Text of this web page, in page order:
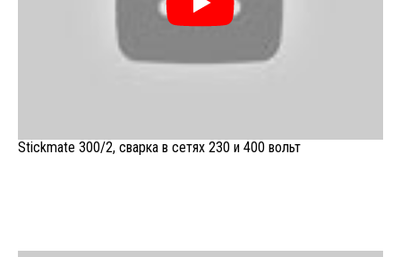
Stickmate 300/2, сварка в сетях 230 и 400 вольт